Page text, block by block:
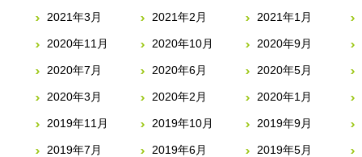
2021年3月 2021年2月 2021年1月
2020年11月 2020年10月 2020年9月
2020年7月 2020年6月 2020年5月
2020年3月 2020年2月 2020年1月
2019年11月 2019年10月 2019年9月
2019年7月 2019年6月 2019年5月